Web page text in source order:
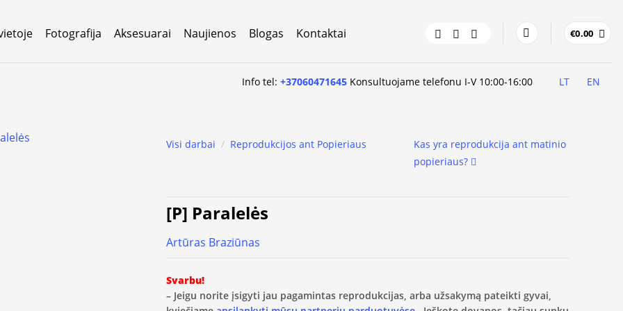
Fotografija Aksesuarai Naujienos Blogas Kontaktai €0.00
Info tel:+37060471645 Konsultuojame telefonu I-V 10:00-16:00 LT EN
Visi darbai / Reprodukcijos ant Popieriaus
Kas yra reprodukcija ant matinio
popieriaus?
[P] Paralelės
Artūras Braziūnas
Svarbu!
– Jeigu norite įsigyti jau pagamintas reprodukcijas, arba užsakymą pateikti gyvai,